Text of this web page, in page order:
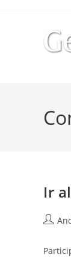
Ir